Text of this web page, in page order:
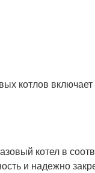
котлов
котел в
и надежно